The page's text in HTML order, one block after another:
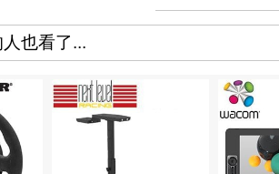
也看了...